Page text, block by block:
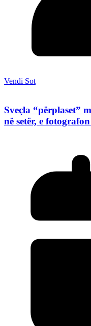
Vendi Sot
Sveçla “përplaset”
në setër, e